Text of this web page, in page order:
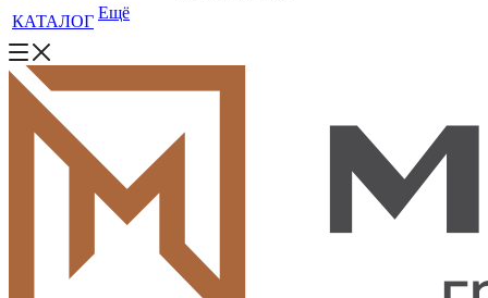
КАТАЛОГ Ещё